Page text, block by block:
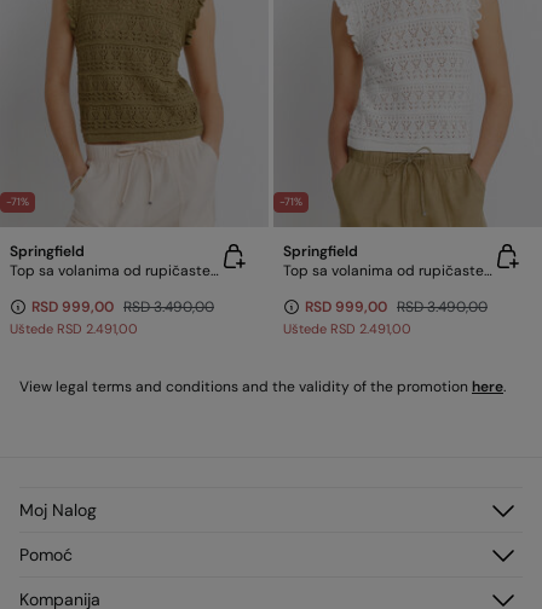
-71%
Springfield
Top sa volanima od rupičaste tkanine
RSD 999,00 RSD 3.490,00
Uštede RSD 2.491,00
-71%
Springfield
Top sa volanima od rupičaste tkanine
RSD 999,00 RSD 3.490,00
Uštede RSD 2.491,00
View legal terms and conditions and the validity of the promotion here.
Moj Nalog
Moje Adrese
Pomoć
Kompanija